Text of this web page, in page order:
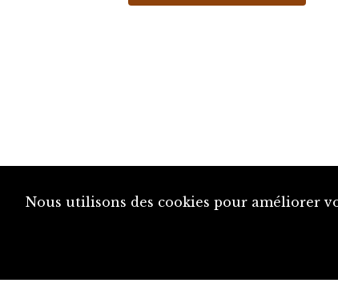
Nous utilisons des cookies pour améliorer